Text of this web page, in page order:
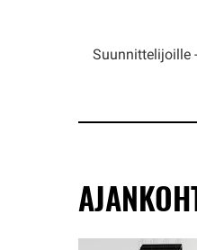
Suunnittelijoille